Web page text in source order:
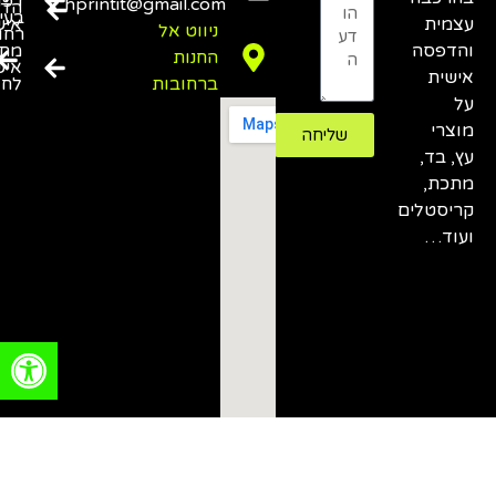
עצמית
והדפסה
אישית
על
מוצרי
עץ, בד,
מתכת,
קריסטלים
ועוד…
שליחה
hprintit@gmail.com
ניווט אל
החנות
ברחובות
פתח